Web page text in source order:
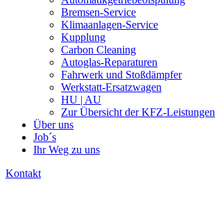
Bremsen-Service
Klimaanlagen-Service
Kupplung
Carbon Cleaning
Autoglas-Reparaturen
Fahrwerk und Stoßdämpfer
Werkstatt-Ersatzwagen
HU | AU
Zur Übersicht der KFZ-Leistungen
Über uns
Job´s
Ihr Weg zu uns
Kontakt